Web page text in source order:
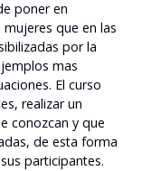
poner en
que en las
por la
mas
El curso
realizar un
conozcan y que
de esta forma
participantes.